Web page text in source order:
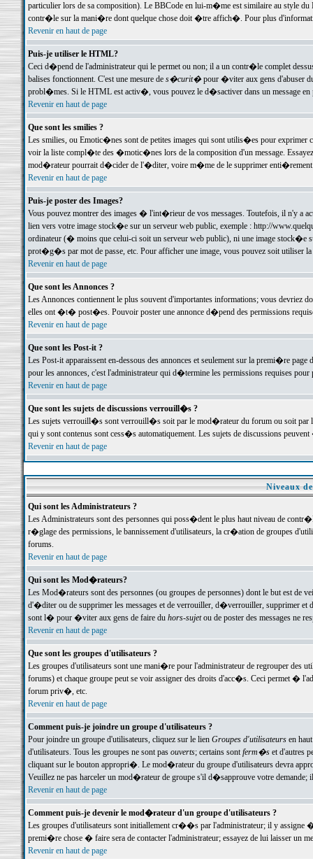
particulier lors de sa composition). Le BBCode en lui-m�me est similaire au style
contr�le sur la mani�re dont quelque chose doit �tre affich�. Pour plus
Revenir en haut de page
Puis-je utiliser le HTML?
Ceci d�pend de l'administrateur qui le permet ou non; il a un contr�le complet
balises fonctionnent. C'est une mesure de s�curit�pour �viter aux gens d'abuser
probl�mes. Si le HTML est activ�, vous pouvez le d�sactiver dans un message en
Revenir en haut de page
Que sont les smilies ?
Les smilies, ou Emotic�nes sont de petites images qui sont utilis�es pour exprimer
voir la liste compl�te des �motic�nes lors de la composition d'un message.
mod�rateur pourrait d�cider de l'�diter, voire m�me de le supprimer
Revenir en haut de page
Puis-je poster des Images?
Vous pouvez montrer des images � l'int�rieur de vos messages. Toutefois, il n'y a
lien vers votre image stock�e sur un serveur web public, exemple : http://
ordinateur (� moins que celui-ci soit un serveur web public), ni une image stock�e
prot�g�s par mot de passe, etc. Pour afficher une image, vous pouvez soit
Revenir en haut de page
Que sont les Annonces ?
Les Annonces contiennent le plus souvent d'importantes informations; vous devriez
elles ont �t� post�es. Pouvoir poster une annonce d�pend des permissions
Revenir en haut de page
Que sont les Post-it ?
Les Post-it apparaissent en-dessous des annonces et seulement sur la premi�re
pour les annonces, c'est l'administrateur qui d�termine les permissions requises pour
Revenir en haut de page
Que sont les sujets de discussions verrouill�s ?
Les sujets verrouill�s sont verrouill�s soit par le mod�rateur du forum ou soit par
qui y sont contenus sont cess�s automatiquement. Les sujets de discussions
Revenir en haut de page
Niveaux
Qui sont les Administrateurs ?
Les Administrateurs sont des personnes qui poss�dent le plus haut niveau de
r�glage des permissions, le bannissement d'utilisateurs, la cr�ation de groupes
forums.
Revenir en haut de page
Qui sont les Mod�rateurs?
Les Mod�rateurs sont des personnes (ou groupes de personnes) dont le but est de
d'�diter ou de supprimer les messages et de verrouiller, d�verrouiller, supprimer
sont l� pour �viter aux gens de faire du hors-sujetou de poster des messages ne
Revenir en haut de page
Que sont les groupes d'utilisateurs ?
Les groupes d'utilisateurs sont une mani�re pour l'administrateur de regrouper des
forums) et chaque groupe peut se voir assigner des droits d'acc�s. Ceci permet
forum priv�, etc.
Revenir en haut de page
Comment puis-je joindre un groupe d'utilisateurs ?
Pour joindre un groupe d'utilisateurs, cliquez sur le lien Groupes d'utilisateursen haut
d'utilisateurs. Tous les groupes ne sont pas ouverts; certains sontferm�set d'autres
cliquant sur le bouton appropri�. Le mod�rateur du groupe d'utilisateurs devra
Veuillez ne pas harceler un mod�rateur de groupe s'il d�sapprouve votre demande;
Revenir en haut de page
Comment puis-je devenir le mod�rateur d'un groupe d'utilisateurs ?
Les groupes d'utilisateurs sont initiallement cr��s par l'administrateur; il y
premi�re chose � faire sera de contacter l'administrateur; essayez de lui laisser un
Revenir en haut de page